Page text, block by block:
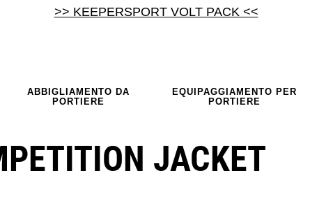
>> KEEPERSPORT VOLT PACK <<
ABBIGLIAMENTO DA
PORTIERE
EQUIPAGGIAMENTO PER
PORTIERE
JACKET